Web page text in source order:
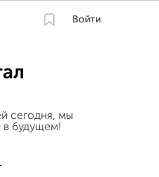
Войти
сегодня, мы
в будущем!